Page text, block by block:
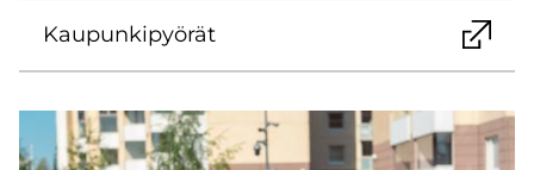
Kau­pun­ki­pyö­rät